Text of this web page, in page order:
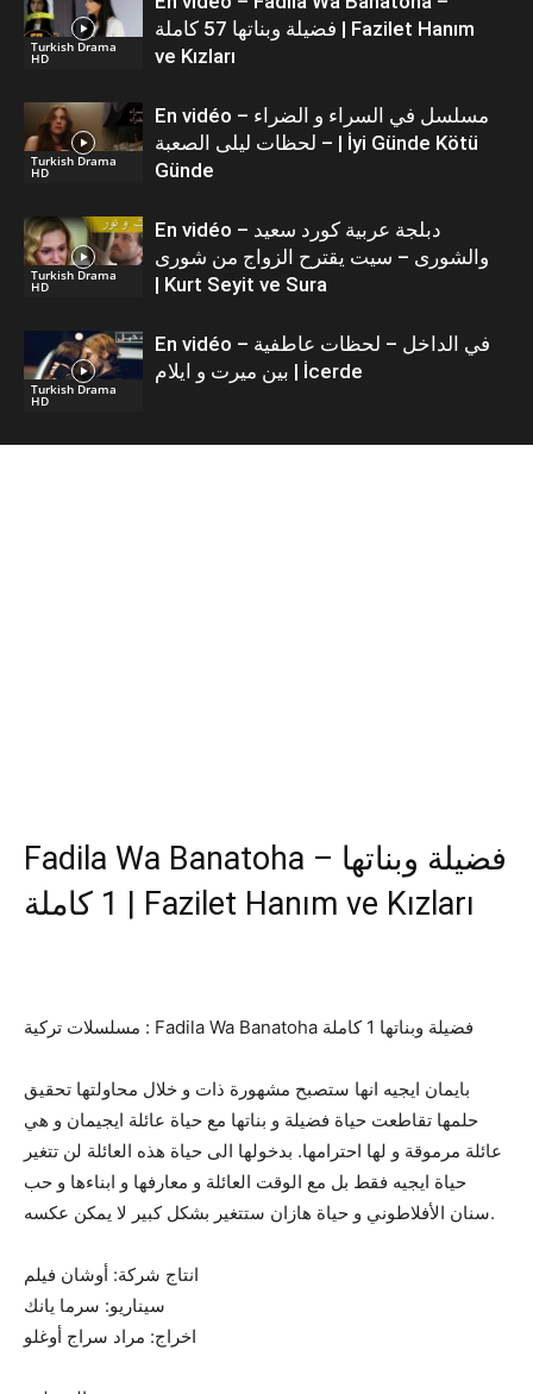
Turkish Drama
HD
فضيلة وبناتها 57 كاملة | Fazilet Hanım
ve Kızları
Turkish Drama
HD
En vidéo – مسلسل في السراء و الضراء
– لحظات ليلى الصعبة | İyi Günde Kötü
Günde
Turkish Drama
HD
En vidéo – دبلجة عربية كورد سعيد
والشورى – سيت يقترح الزواج من شورى
| Kurt Seyit ve Sura
Turkish Drama
HD
En vidéo – في الداخل – لحظات عاطفية
بين ميرت و ايلام | İcerde
Fadila Wa Banatoha – فضيلة وبناتها
1 كاملة | Fazilet Hanım ve Kızları
مسلسلات تركية : Fadila Wa Banatoha فضيلة وبناتها 1 كاملة
بايمان ايجيه انها ستصبح مشهورة ذات و خلال محاولتها تحقيق
حلمها تقاطعت حياة فضيلة و بناتها مع حياة عائلة ايجيمان و هي
عائلة مرموقة و لها احترامها. بدخولها الى حياة هذه العائلة لن تتغير
حياة ايجيه فقط بل مع الوقت العائلة و معارفها و ابناءها و حب
سنان الأفلاطوني و حياة هازان ستتغير بشكل كبير لا يمكن عكسه.
انتاج شركة: أوشان فيلم
سيناريو: سرما يانك
اخراج: مراد سراج أوغلو